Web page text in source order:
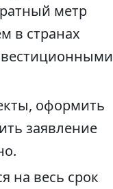
метр
в странах
оформить
заявление
на весь срок